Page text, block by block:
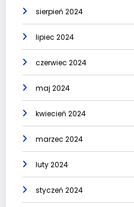
sierpień 2024
lipiec 2024
czerwiec 2024
maj 2024
kwiecień 2024
marzec 2024
luty 2024
styczeń 2024